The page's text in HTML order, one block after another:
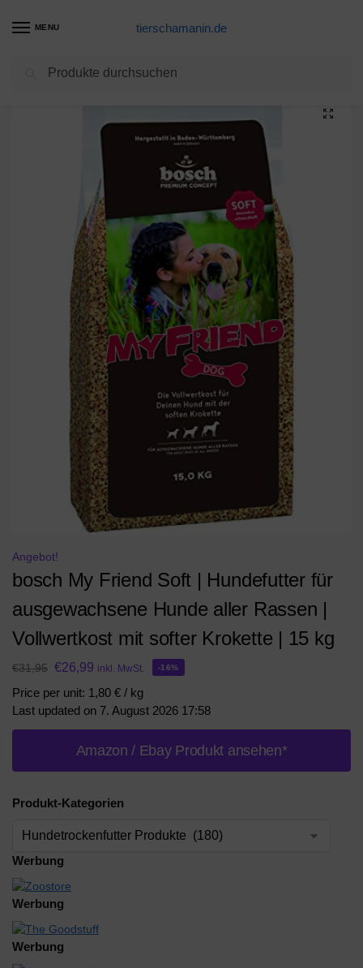
MENU tierschamanin.de
Hundetrockenfutter Produkte
Angebot!
bosch My Friend Soft | Hundefutter für
ausgewachsene Hunde aller Rassen |
Vollwertkost mit softer Krokette | 15 kg
€31,95 €26,99 inkl. MwSt. -16%
Price per unit: 1,80 € / kg
Last updated on 7. August 2026 17:58
Amazon / Ebay Produkt ansehen*
Produkt-Kategorien
Werbung
Werbung
Werbung